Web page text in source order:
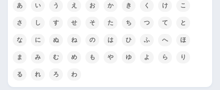
あ い う え お か き く け こ
さ し す せ そ た ち つ て と
な に ぬ ね の は ひ ふ へ ほ
ま み む め も や ゆ よ ら り
る れ ろ わ